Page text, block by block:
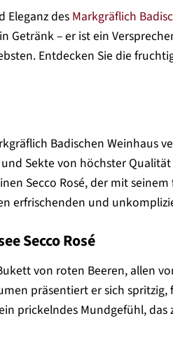
Eleganz desMarkgräflich
Getränk – er ist ein
Entdecken Sie die
Badischen
Sekte von höchster
Secco Rosé, der mit
erfrischenden und
Secco Rosé
von roten Beeren, allen
präsentiert er sich
prickelndes Mundgefühl,